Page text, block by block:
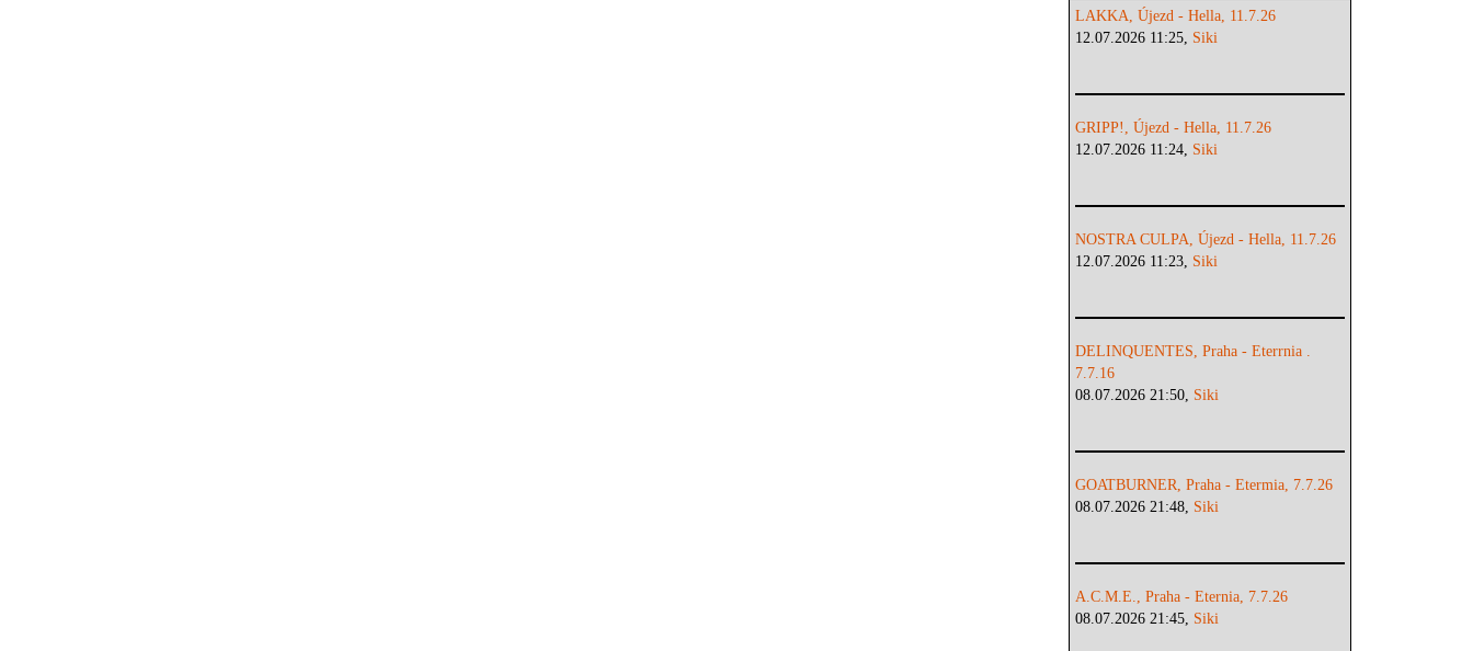
LAKKA, Újezd - Hella, 11.7.26
12.07.2026 11:25, Siki
GRIPP!, Újezd - Hella, 11.7.26
12.07.2026 11:24, Siki
NOSTRA CULPA, Újezd - Hella, 11.7.26
12.07.2026 11:23, Siki
DELINQUENTES, Praha - Eterrnia .
7.7.16
08.07.2026 21:50, Siki
GOATBURNER, Praha - Etermia, 7.7.26
08.07.2026 21:48, Siki
A.C.M.E., Praha - Eternia, 7.7.26
08.07.2026 21:45, Siki